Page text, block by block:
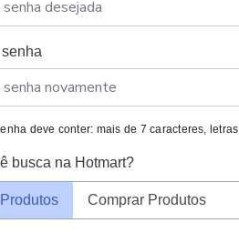
deve conter: mais de 7 caracteres,
busca na Hotmart?
Comprar Produtos